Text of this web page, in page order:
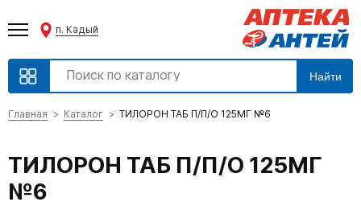
п. Кадый
Найти
Главная Каталог ТИЛОРОН ТАБ П/П/О 125МГ №6
ТИЛОРОН ТАБ П/П/О 125МГ
№6